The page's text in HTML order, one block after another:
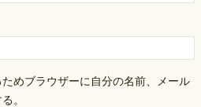
めブラウザーに自分の名前、メール
。